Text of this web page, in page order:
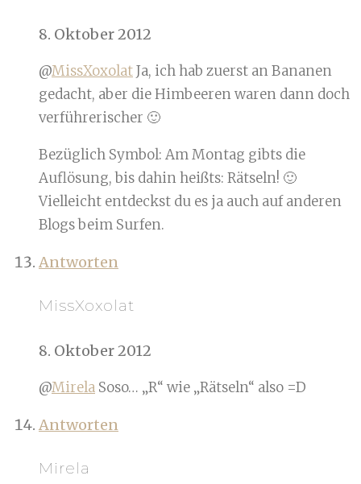
8. Oktober 2012
@MissXoxolatJa, ich hab zuerst an Bananen
gedacht, aber die Himbeeren waren dann doch
verführerischer 🙂
Bezüglich Symbol: Am Montag gibts die
Auflösung, bis dahin heißts: Rätseln! 🙂
Vielleicht entdeckst du es ja auch auf anderen
Blogs beim Surfen.
Antworten
MissXoxolat
8. Oktober 2012
@Mirela Soso… „R“ wie „Rätseln“ also =D
Antworten
Mirela